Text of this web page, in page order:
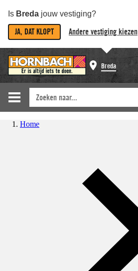
Is Breda jouw vestiging?
JA, DAT KLOPT Andere vestiging kiezen
Breda
Home